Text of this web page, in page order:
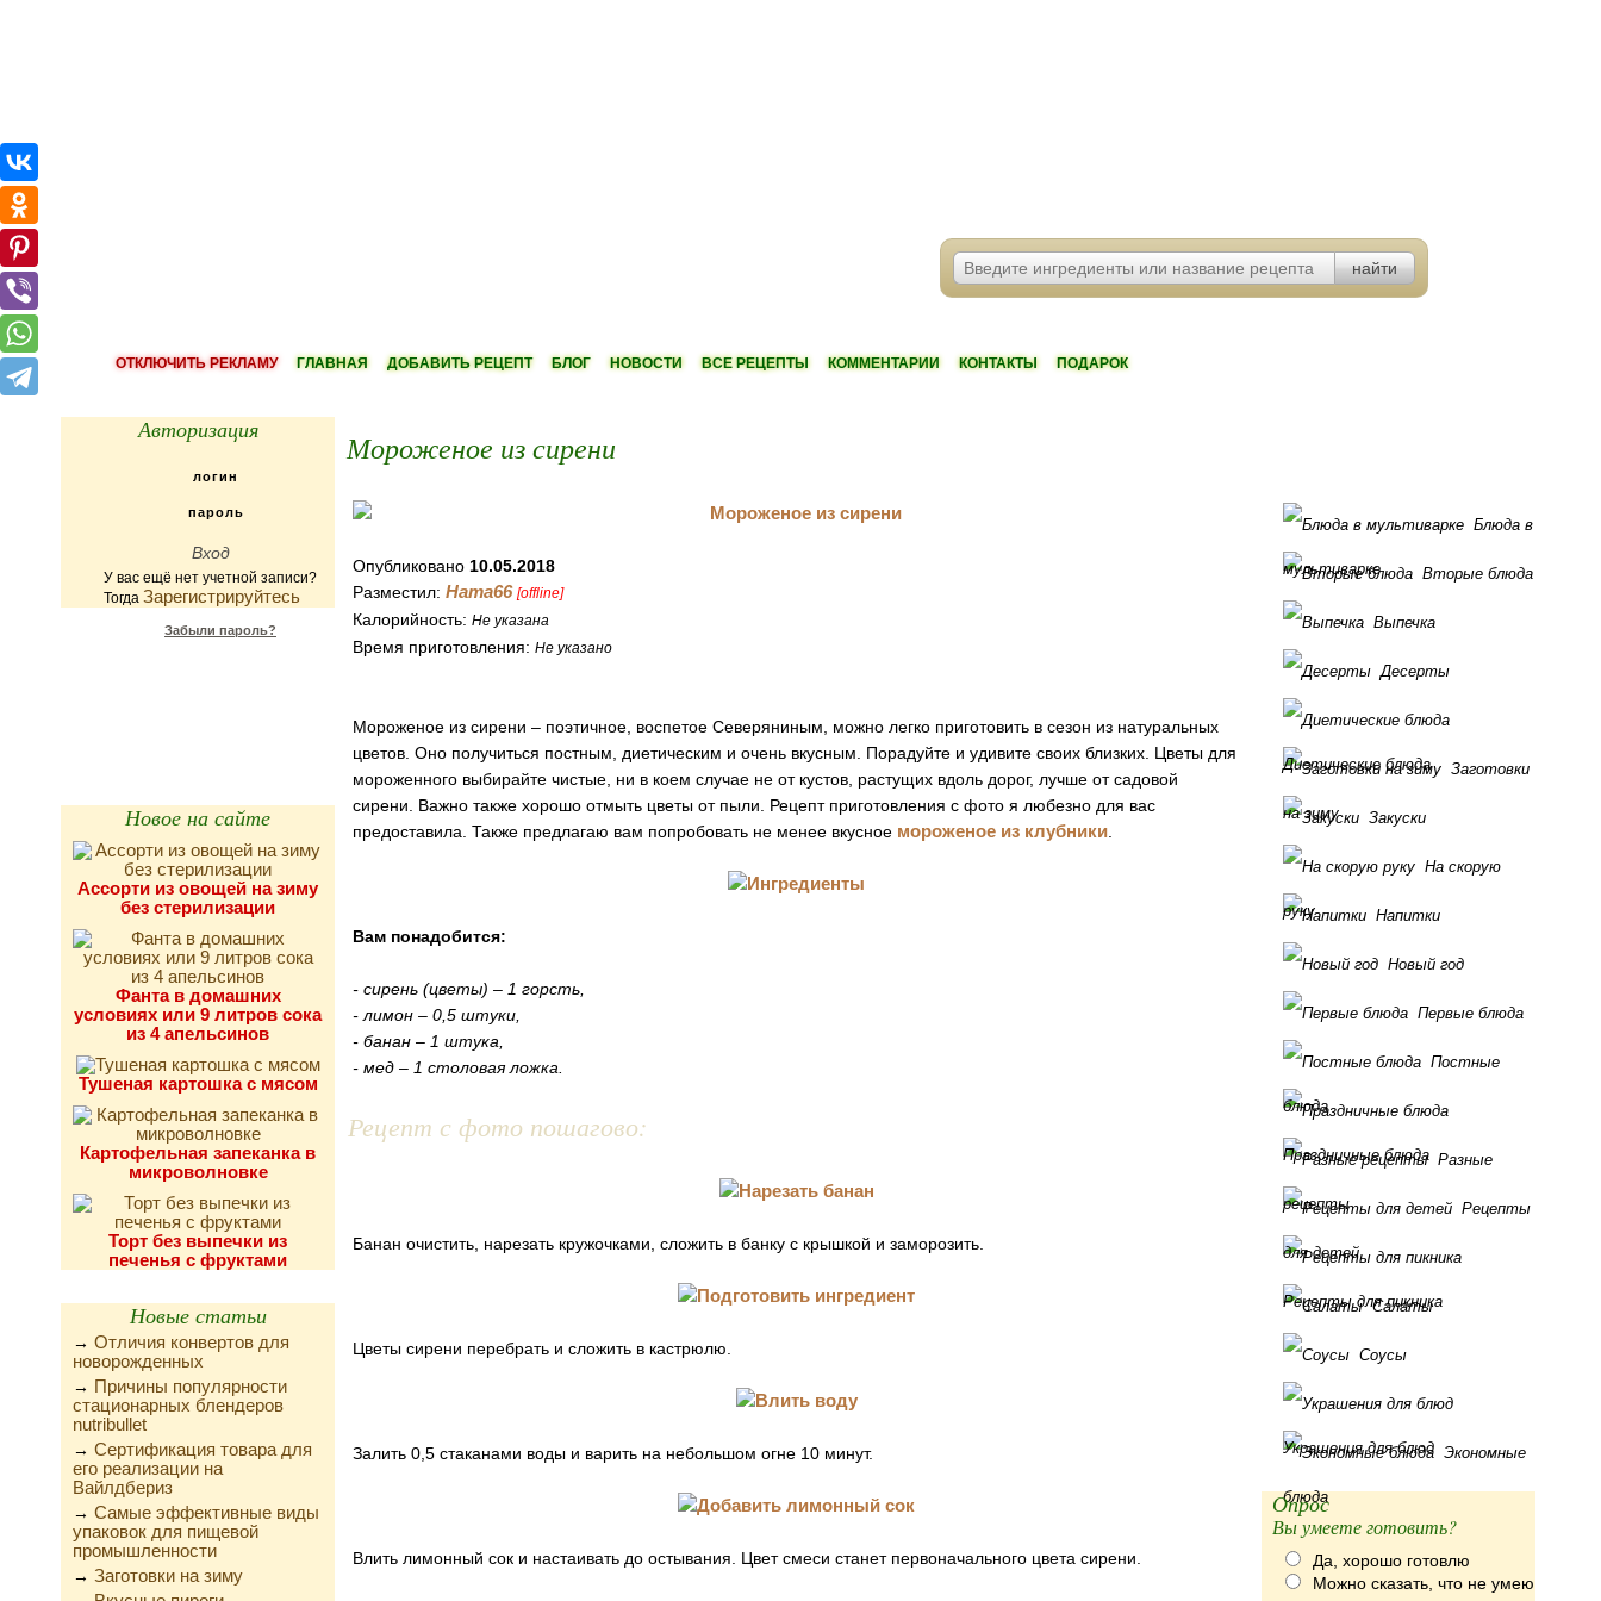
ОТКЛЮЧИТЬ РЕКЛАМУ ГЛАВНАЯ ДОБАВИТЬ РЕЦЕПТ БЛОГ НОВОСТИ ВСЕ РЕЦЕПТЫ КОММЕНТАРИИ КОНТАКТЫ ПОДАРОК
Авторизация
У вас ещё нет учетной записи?
Тогда Зарегистрируйтесь
Забыли пароль?
Новое на сайте
Ассорти из овощей на зиму
без стерилизации
Фанта в домашних
условиях или 9 литров сока
из 4 апельсинов
Тушеная картошка с мясом
Картофельная запеканка в
микроволновке
Торт без выпечки из
печенья с фруктами
Новые статьи
→ Отличия конвертов для
новорожденных
→ Причины популярности
стационарных блендеров
nutribullet
→ Сертификация товара для
его реализации на
Вайлдбериз
→ Самые эффективные виды
упаковок для пищевой
промышленности
→ Заготовки на зиму
Мороженое из сирени
Опубликовано 10.05.2018
Разместил: Ната66 [offline]
Калорийность: Не указана
Время приготовления: Не указано
Мороженое из сирени – поэтичное, воспетое Северяниным, можно легко приготовить в сезон из натуральных
цветов. Оно получиться постным, диетическим и очень вкусным. Порадуйте и удивите своих близких. Цветы для
мороженного выбирайте чистые, ни в коем случае не от кустов, растущих вдоль дорог, лучше от садовой
сирени. Важно также хорошо отмыть цветы от пыли. Рецепт приготовления с фото я любезно для вас
предоставила. Также предлагаю вам попробовать не менее вкусное мороженое из клубники
Вам понадобится:
- сирень (цветы) – 1 горсть,
- лимон – 0,5 штуки,
- банан – 1 штука,
- мед – 1 столовая ложка.
Рецепт с фото пошагово:
Банан очистить, нарезать кружочками, сложить в банку с крышкой и заморозить.
Цветы сирени перебрать и сложить в кастрюлю.
Залить 0,5 стаканами воды и варить на небольшом огне 10 минут.
Влить лимонный сок и настаивать до остывания. Цвет смеси станет первоначального цвета сирени.
Блюда в
мультиварке Вторые блюда
Выпечка
Десерты
Диетические блюда Заготовки
на зиму Закуски
На скорую
руку Напитки
Новый год
Первые блюда
Постные
блюда
Праздничные блюда Разные
рецепты Рецепты
для детей
Рецепты для пикника
Салаты
Соусы
Украшения для блюд Экономные
блюда
Опрос
Вы умеете готовить?
Да, хорошо готовлю
Можно сказать, что не умею